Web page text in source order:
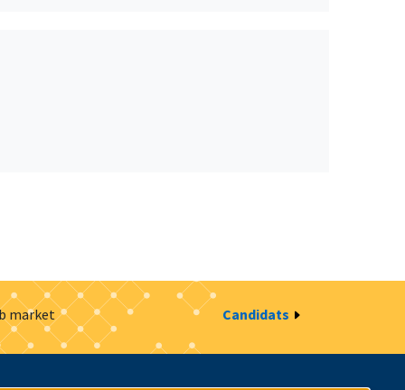
market Candidats